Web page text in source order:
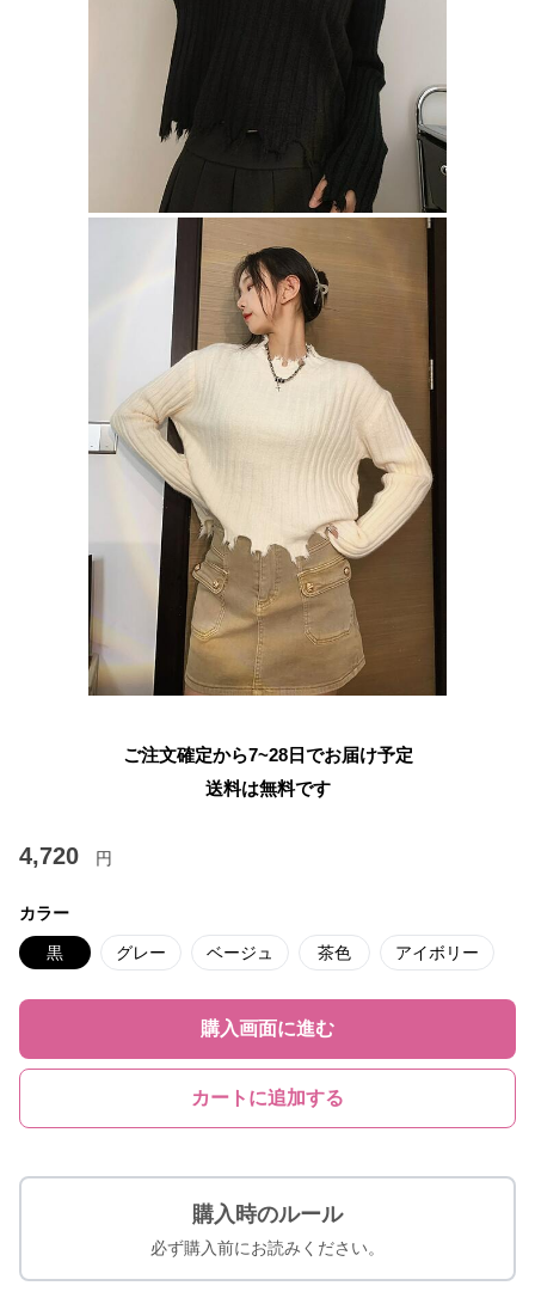
ご注文確定から7~28日でお届け予定
送料は無料です
4,720 円
カラー
黒 グレー ベージュ 茶色 アイボリー
購入画面に進む
カートに追加する
購入時のルール
必ず購入前にお読みください。